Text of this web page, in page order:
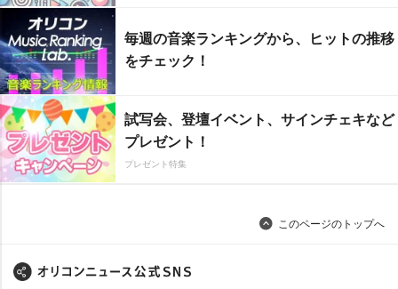
毎週の音楽ランキングから、ヒットの推移
をチェック！
試写会、登壇イベント、サインチェキなど
プレゼント！
プレゼント特集
このページのトップへ